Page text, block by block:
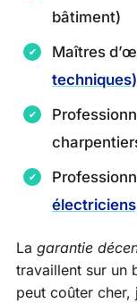
bâtiment)
Maîtres
techniques)
La garantie
travaillent sur un
peut coûter cher,